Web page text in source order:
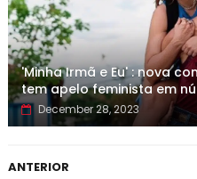
'Minha Irmã e Eu' : nova
tem apelo feminista em
December 28, 2023
ANTERIOR